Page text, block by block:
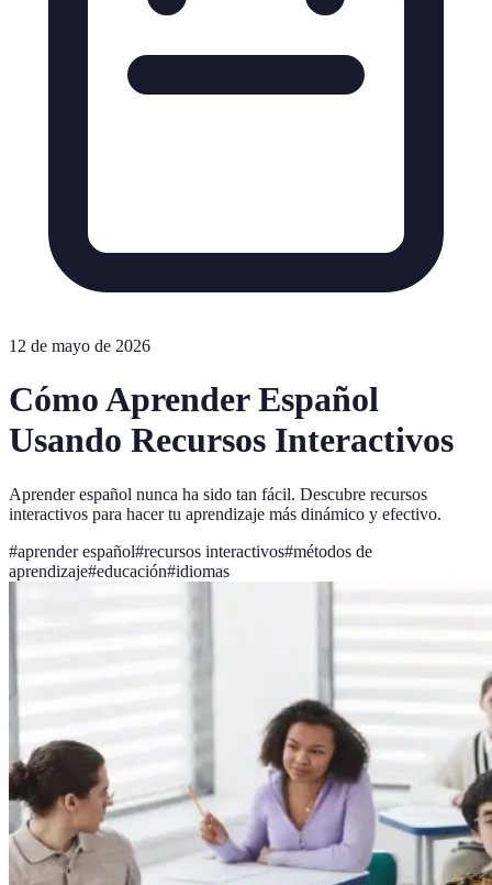
12 de mayo de 2026
Cómo Aprender Español
Usando Recursos Interactivos
Aprender español nunca ha sido tan fácil. Descubre recursos
interactivos para hacer tu aprendizaje más dinámico y efectivo.
#aprender español#recursos interactivos#métodos de
aprendizaje#educación#idiomas